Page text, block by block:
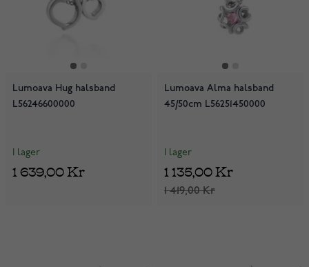
Lumoava Hug halsband
L56246600000
I lager
1 639,00 Kr
Lumoava Alma halsband
45/50cm L56251450000
I lager
1 419,00 Kr
1 135,00 Kr